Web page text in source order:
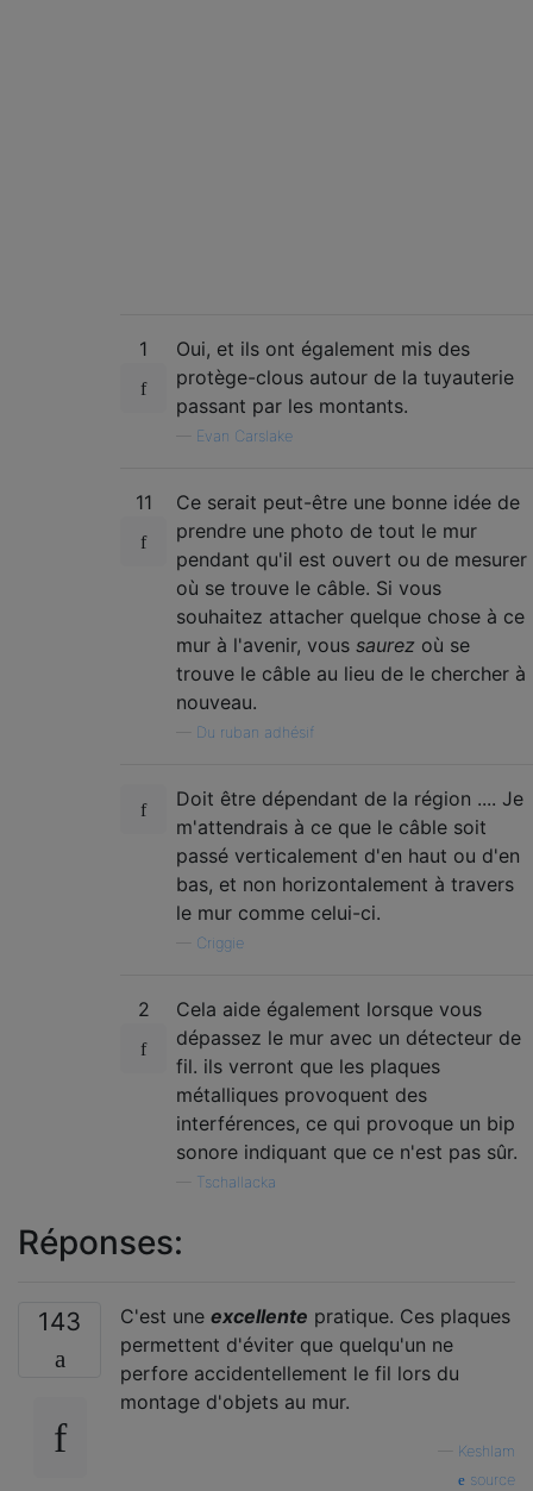
1
Oui, et ils ont également mis des
protège-clous autour de la tuyauterie
passant par les montants.
Evan Carslake
11
Ce serait peut-être une bonne idée de
prendre une photo de tout le mur
pendant qu'il est ouvert ou de mesurer
où se trouve le câble. Si vous
souhaitez attacher quelque chose à ce
mur à l'avenir, vous saurez où se
trouve le câble au lieu de le chercher à
nouveau.
Du ruban adhésif
Doit être dépendant de la région .... Je
m'attendrais à ce que le câble soit
passé verticalement d'en haut ou d'en
bas, et non horizontalement à travers
le mur comme celui-ci.
Criggie
2
Cela aide également lorsque vous
dépassez le mur avec un détecteur de
fil. ils verront que les plaques
métalliques provoquent des
interférences, ce qui provoque un bip
sonore indiquant que ce n'est pas sûr.
Tschallacka
Réponses:
143 C'est une excellente pratique. Ces plaques
permettent d'éviter que quelqu'un ne
perfore accidentellement le fil lors du
montage d'objets au mur.
Keshlam
source